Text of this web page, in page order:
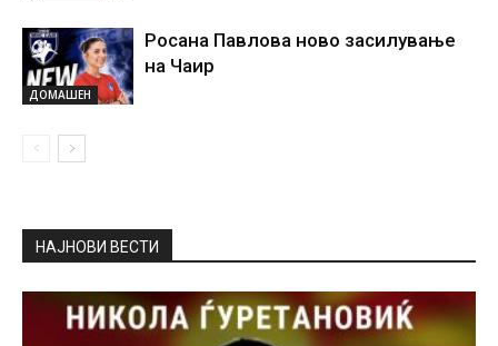
ДОМАШЕН
Росана Павлова ново засилување
на Чаир
НАЈНОВИ ВЕСТИ